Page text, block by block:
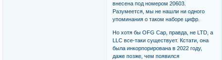
внесена под номером 20603.
Разумеется, мы не нашли ни одного
упоминания о таком наборе цифр.
Но хотя бы OFG Cap, правда, не LTD, а
LLC все-таки существует. Кстати, она
была инкорпорирована в 2022 году,
даже позже, чем появился